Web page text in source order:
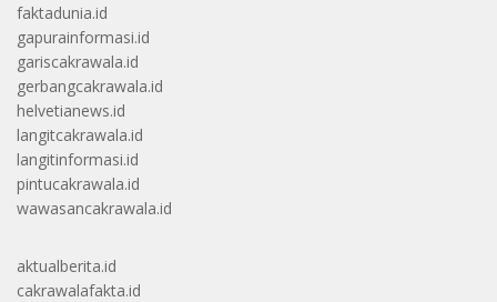
faktadunia.id
gapurainformasi.id
gariscakrawala.id
gerbangcakrawala.id
helvetianews.id
langitcakrawala.id
langitinformasi.id
pintucakrawala.id
wawasancakrawala.id
aktualberita.id
cakrawalafakta.id